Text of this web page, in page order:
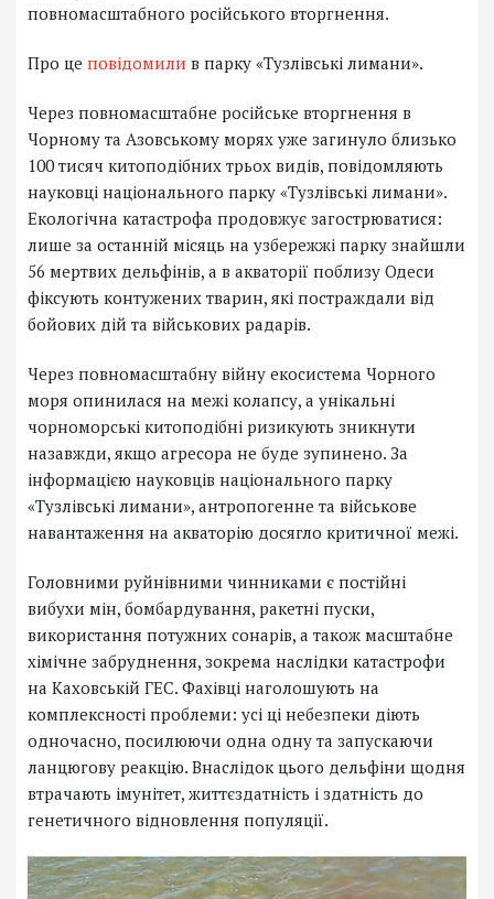
повномасштабного російського вторгнення.
Про це повідомили в парку «Тузлівські лимани».
Через повномасштабне російське вторгнення в
Чорному та Азовському морях уже загинуло близько
100 тисяч китоподібних трьох видів, повідомляють
науковці національного парку «Тузлівські лимани».
Екологічна катастрофа продовжує загострюватися:
лише за останній місяць на узбережжі парку знайшли
56 мертвих дельфінів, а в акваторії поблизу Одеси
фіксують контужених тварин, які постраждали від
бойових дій та військових радарів.
Через повномасштабну війну екосистема Чорного
моря опинилася на межі колапсу, а унікальні
чорноморські китоподібні ризикують зникнути
назавжди, якщо агресора не буде зупинено. За
інформацією науковців національного парку
«Тузлівські лимани», антропогенне та військове
навантаження на акваторію досягло критичної межі.
Головними руйнівними чинниками є постійні
вибухи мін, бомбардування, ракетні пуски,
використання потужних сонарів, а також масштабне
хімічне забруднення, зокрема наслідки катастрофи
на Каховській ГЕС. Фахівці наголошують на
комплексності проблеми: усі ці небезпеки діють
одночасно, посилюючи одна одну та запускаючи
ланцюгову реакцію. Внаслідок цього дельфіни щодня
втрачають імунітет, життєздатність і здатність до
генетичного відновлення популяції.